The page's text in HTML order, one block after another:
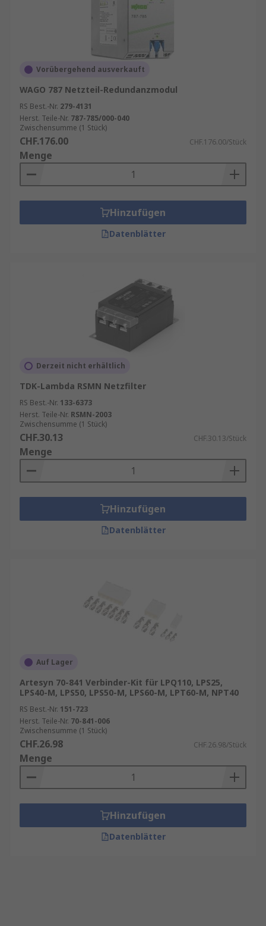
Vorübergehend ausverkauft
WAGO 787 Netzteil-Redundanzmodul
RS Best.-Nr. 279-4131
Herst. Teile-Nr. 787-785/000-040
Zwischensumme (1 Stück)
CHF.176.00 CHF.176.00/Stück
Menge
Hinzufügen
Datenblätter
Derzeit nicht erhältlich
TDK-Lambda RSMN Netzfilter
RS Best.-Nr. 133-6373
Herst. Teile-Nr. RSMN-2003
Zwischensumme (1 Stück)
CHF.30.13 CHF.30.13/Stück
Menge
Hinzufügen
Datenblätter
Auf Lager
Artesyn 70-841 Verbinder-Kit für LPQ110, LPS25,
LPS40-M, LPS50, LPS50-M, LPS60-M, LPT60-M, NPT40
RS Best.-Nr. 151-723
Herst. Teile-Nr. 70-841-006
Zwischensumme (1 Stück)
CHF.26.98 CHF.26.98/Stück
Menge
Hinzufügen
Datenblätter